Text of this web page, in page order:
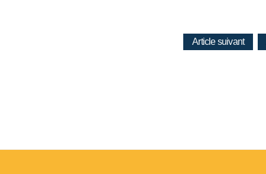
Article suivant